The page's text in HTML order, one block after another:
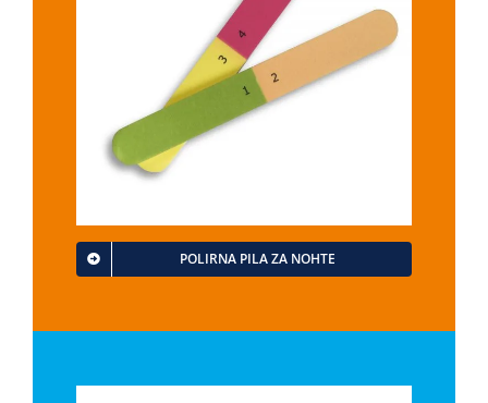
POLIRNA PILA ZA NOHTE